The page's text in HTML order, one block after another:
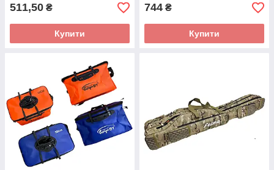
511,50 ₴
Купити
744 ₴
Купити